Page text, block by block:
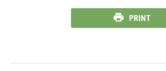
PRINT